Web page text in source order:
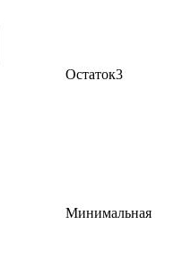
Остаток3
Минимальная